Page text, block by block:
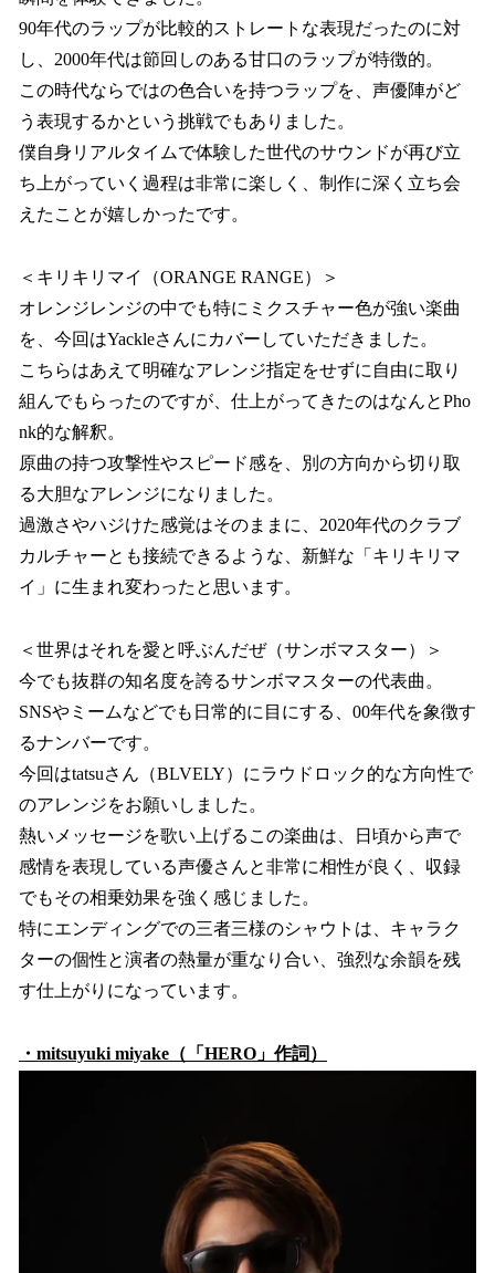
90年代のラップが比較的ストレートな表現だったのに対
し、2000年代は節回しのある甘口のラップが特徴的。
この時代ならではの色合いを持つラップを、声優陣がど
う表現するかという挑戦でもありました。
僕自身リアルタイムで体験した世代のサウンドが再び立
ち上がっていく過程は非常に楽しく、制作に深く立ち会
えたことが嬉しかったです。
＜キリキリマイ（ORANGE RANGE）＞
オレンジレンジの中でも特にミクスチャー色が強い楽曲
を、今回はYackleさんにカバーしていただきました。
こちらはあえて明確なアレンジ指定をせずに自由に取り
組んでもらったのですが、仕上がってきたのはなんとPho
nk的な解釈。
原曲の持つ攻撃性やスピード感を、別の方向から切り取
る大胆なアレンジになりました。
過激さやハジけた感覚はそのままに、2020年代のクラブ
カルチャーとも接続できるような、新鮮な「キリキリマ
イ」に生まれ変わったと思います。
＜世界はそれを愛と呼ぶんだぜ（サンボマスター）＞
今でも抜群の知名度を誇るサンボマスターの代表曲。
SNSやミームなどでも日常的に目にする、00年代を象徴す
るナンバーです。
今回はtatsuさん（BLVELY）にラウドロック的な方向性で
のアレンジをお願いしました。
熱いメッセージを歌い上げるこの楽曲は、日頃から声で
感情を表現している声優さんと非常に相性が良く、収録
でもその相乗効果を強く感じました。
特にエンディングでの三者三様のシャウトは、キャラク
ターの個性と演者の熱量が重なり合い、強烈な余韻を残
す仕上がりになっています。
・mitsuyuki miyake（「HERO」作詞）